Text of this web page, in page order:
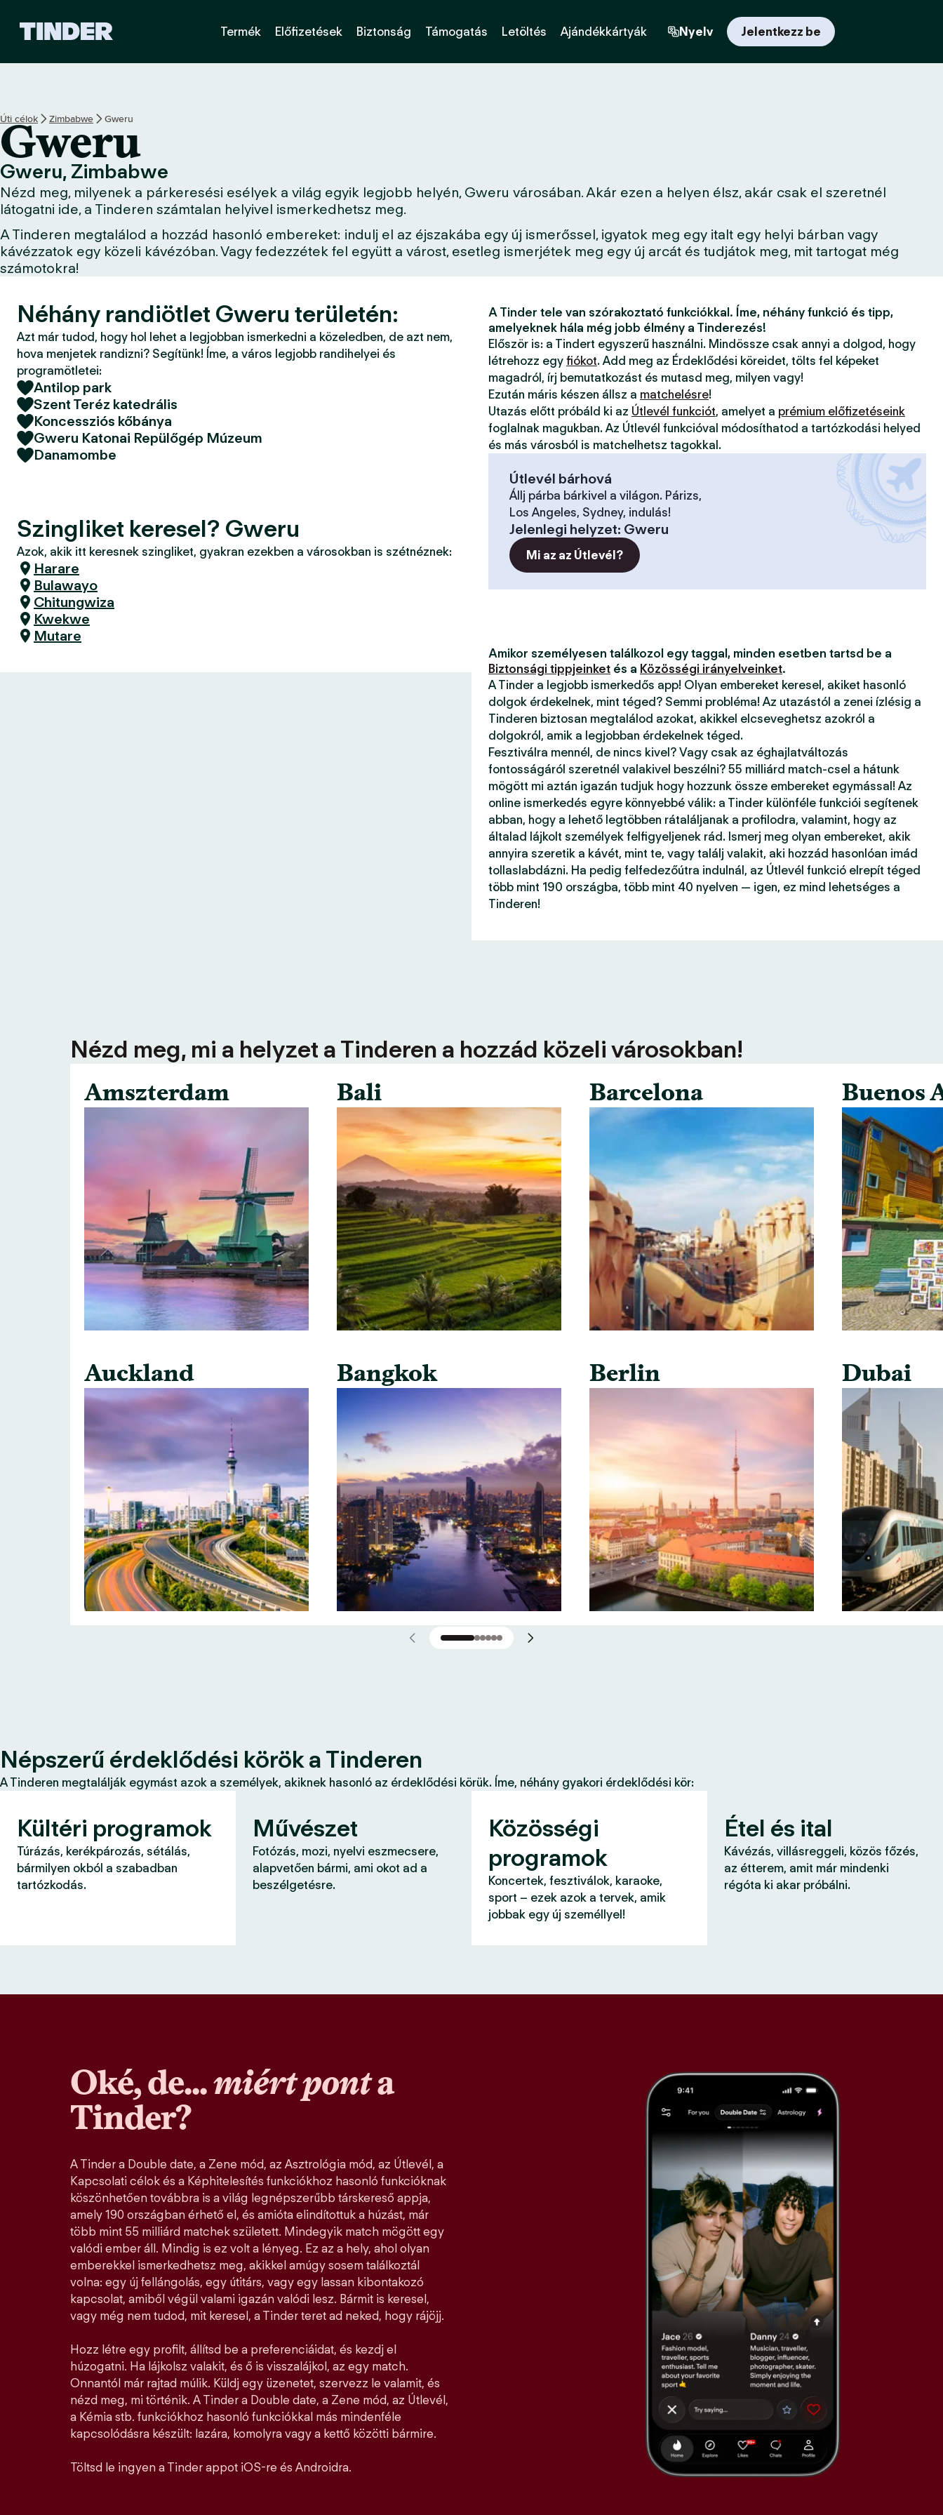
K
e
d
ő
o
l
a
l
Termék Előfizetések Biztonság Támogatás Letöltés Ajándékkártyák Nyelv Jelentkezz be
Úti célok Zimbabwe Gweru
Gweru
Gweru, Zimbabwe
Nézd meg, milyenek a párkeresési esélyek a világ egyik legjobb helyén, Gweru városában. Akár ezen a helyen élsz, akár csak el szeretnél
látogatni ide, a Tinderen számtalan helyivel ismerkedhetsz meg.
A Tinderen megtalálod a hozzád hasonló embereket: indulj el az éjszakába egy új ismerőssel, igyatok meg egy italt egy helyi bárban vagy
kávézzatok egy közeli kávézóban. Vagy fedezzétek fel együtt a várost, esetleg ismerjétek meg egy új arcát és tudjátok meg, mit tartogat még
számotokra!
Néhány randiötlet Gweru területén:
Azt már tudod, hogy hol lehet a legjobban ismerkedni a közeledben, de azt nem,
hova menjetek randizni? Segítünk! Íme, a város legjobb randihelyei és
programötletei:
Antilop park
Szent Teréz katedrális
Koncessziós kőbánya
Gweru Katonai Repülőgép Múzeum
Danamombe
Szingliket keresel? Gweru
Azok, akik itt keresnek szingliket, gyakran ezekben a városokban is szétnéznek:
Harare
Bulawayo
Chitungwiza
Kwekwe
Mutare
A Tinder tele van szórakoztató funkciókkal. Íme, néhány funkció és tipp,
amelyeknek hála még jobb élmény a Tinderezés!
Először is: a Tindert egyszerű használni. Mindössze csak annyi a dolgod, hogy
létrehozz egy fiókot. Add meg az Érdeklődési köreidet, tölts fel képeket
magadról, írj bemutatkozást és mutasd meg, milyen vagy!
Ezután máris készen állsz a matchelésre!
Utazás előtt próbáld ki az Útlevél funkciót, amelyet a prémium előfizetéseink
foglalnak magukban. Az Útlevél funkcióval módosíthatod a tartózkodási helyed
és más városból is matchelhetsz tagokkal.
Útlevél bárhová
Állj párba bárkivel a világon. Párizs,
Los Angeles, Sydney, indulás!
Jelenlegi helyzet: Gweru
Mi az az Útlevél?
Amikor személyesen találkozol egy taggal, minden esetben tartsd be a
Biztonsági tippjeinket és a Közösségi irányelveinket.
A Tinder a legjobb ismerkedős app! Olyan embereket keresel, akiket hasonló
dolgok érdekelnek, mint téged? Semmi probléma! Az utazástól a zenei ízlésig a
Tinderen biztosan megtalálod azokat, akikkel elcseveghetsz azokról a
dolgokról, amik a legjobban érdekelnek téged.
Fesztiválra mennél, de nincs kivel? Vagy csak az éghajlatváltozás
fontosságáról szeretnél valakivel beszélni? 55 milliárd match-csel a hátunk
mögött mi aztán igazán tudjuk hogy hozzunk össze embereket egymással! Az
online ismerkedés egyre könnyebbé válik: a Tinder különféle funkciói segítenek
abban, hogy a lehető legtöbben rátaláljanak a profilodra, valamint, hogy az
általad lájkolt személyek felfigyeljenek rád. Ismerj meg olyan embereket, akik
annyira szeretik a kávét, mint te, vagy találj valakit, aki hozzád hasonlóan imád
tollaslabdázni. Ha pedig felfedezőútra indulnál, az Útlevél funkció elrepít téged
több mint 190 országba, több mint 40 nyelven — igen, ez mind lehetséges a
Tinderen!
Nézd meg, mi a helyzet a Tinderen a hozzád közeli városokban!
Amszterdam
Auckland
Bali
Bangkok
Barcelona
Berlin
Buenos
Dubai
Népszerű érdeklődési körök a Tinderen
A Tinderen megtalálják egymást azok a személyek, akiknek hasonló az érdeklődési körük. Íme, néhány gyakori érdeklődési kör:
Kültéri programok
Túrázás, kerékpározás, sétálás,
bármilyen okból a szabadban
tartózkodás.
Művészet
Fotózás, mozi, nyelvi eszmecsere,
alapvetően bármi, ami okot ad a
beszélgetésre.
Közösségi
programok
Koncertek, fesztiválok, karaoke,
sport – ezek azok a tervek, amik
jobbak egy új személlyel!
Étel és ital
Kávézás, villásreggeli, közös főzés,
az étterem, amit már mindenki
régóta ki akar próbálni.
Oké, de...miért ponta
Tinder?
A Tinder a Double date, a Zene mód, az Asztrológia mód, az Útlevél, a
Kapcsolati célok és a Képhitelesítés funkciókhoz hasonló funkcióknak
köszönhetően továbbra is a világ legnépszerűbb társkereső appja,
amely 190 országban érhető el, és amióta elindítottuk a húzást, már
több mint 55 milliárd matchek született. Mindegyik match mögött egy
valódi ember áll. Mindig is ez volt a lényeg. Ez az a hely, ahol olyan
emberekkel ismerkedhetsz meg, akikkel amúgy sosem találkoztál
volna: egy új fellángolás, egy útitárs, vagy egy lassan kibontakozó
kapcsolat, amiből végül valami igazán valódi lesz. Bármit is keresel,
vagy még nem tudod, mit keresel, a Tinder teret ad neked, hogy rájöjj.
Hozz létre egy profilt, állítsd be a preferenciáidat, és kezdj el
húzogatni. Ha lájkolsz valakit, és ő is visszalájkol, az egy match.
Onnantól már rajtad múlik. Küldj egy üzenetet, szervezz le valamit, és
nézd meg, mi történik. A Tinder a Double date, a Zene mód, az Útlevél,
a Kémia stb. funkciókhoz hasonló funkciókkal más mindenféle
kapcsolódásra készült: lazára, komolyra vagy a kettő közötti bármire.
Töltsd le ingyen a Tinder appot iOS-re és Androidra.